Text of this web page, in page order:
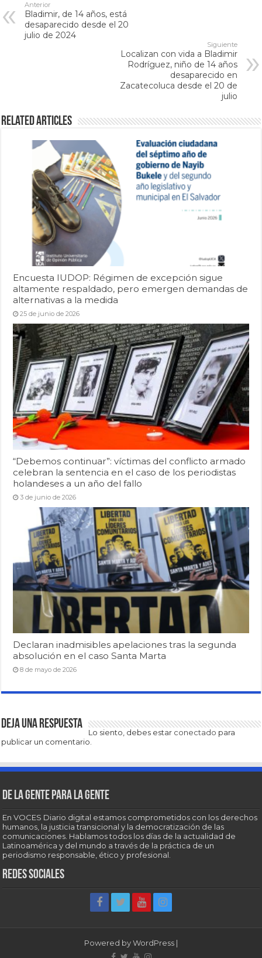
Anterior
Bladimir, de 14 años, está
desaparecido desde el 20
julio de 2024
Siguiente
Localizan con vida a Bladimir
Rodríguez, niño de 14 años
desaparecido en
Zacatecoluca desde el 20 de
julio
Related Articles
Encuesta IUDOP: Régimen de excepción sigue
altamente respaldado, pero emergen demandas de
alternativas a la medida
25 de junio de 2026
“Debemos continuar”: víctimas del conflicto armado
celebran la sentencia en el caso de los periodistas
holandeses a un año del fallo
3 de junio de 2026
Declaran inadmisibles apelaciones tras la segunda
absolución en el caso Santa Marta
8 de mayo de 2026
Deja una respuesta
Lo siento, debes estar conectado para
publicar un comentario.
De la gente para la gente
En VOCES Diario digital estamos comprometidos con los derechos
humanos, la justicia transicional y la democratización de las
comunicaciones. Hablamos todos los días de la actualidad de
Latinoamérica y del mundo a través de la práctica de un
periodismo responsable, ético y profesional.
Redes sociales
Powered byWordPress |